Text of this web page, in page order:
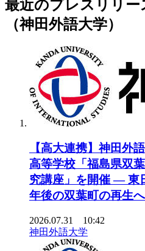
最近のプレスリリー
（神田外語大学）
【高大連携】神田外
高等学校「福島県双
究講座」を開催 ― 東
年後の双葉町の再生
2026.07.31 10:42
神田外語大学